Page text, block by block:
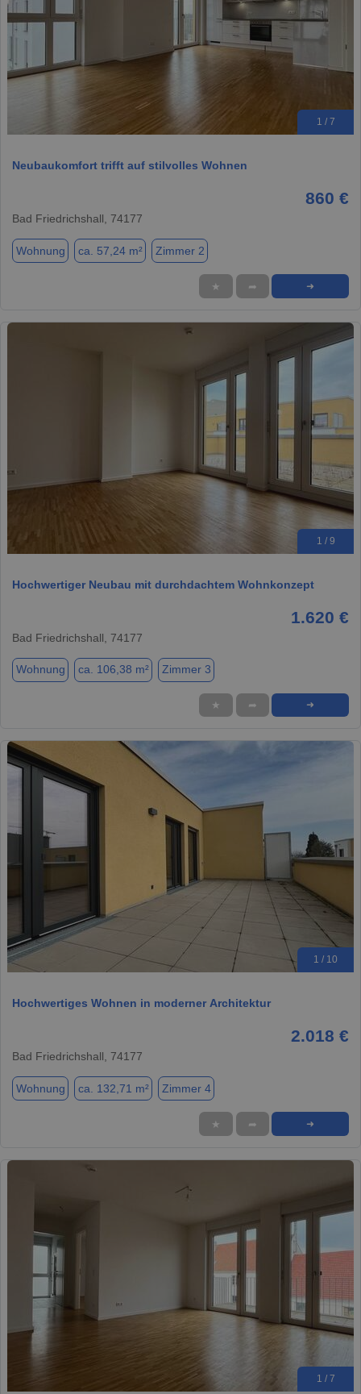
1 / 7
Neubaukomfort trifft auf stilvolles Wohnen
860 €
Bad Friedrichshall, 74177
Wohnung ca. 57,24 m² Zimmer 2
★ ➦ ➜
1 / 9
Hochwertiger Neubau mit durchdachtem Wohnkonzept
1.620 €
Bad Friedrichshall, 74177
Wohnung ca. 106,38 m² Zimmer 3
★ ➦ ➜
1 / 10
Hochwertiges Wohnen in moderner Architektur
2.018 €
Bad Friedrichshall, 74177
Wohnung ca. 132,71 m² Zimmer 4
★ ➦ ➜
1 / 7